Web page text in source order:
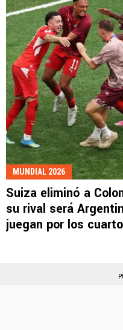
MUNDIAL 2026
Suiza eliminó a
su rival será
juegan por los